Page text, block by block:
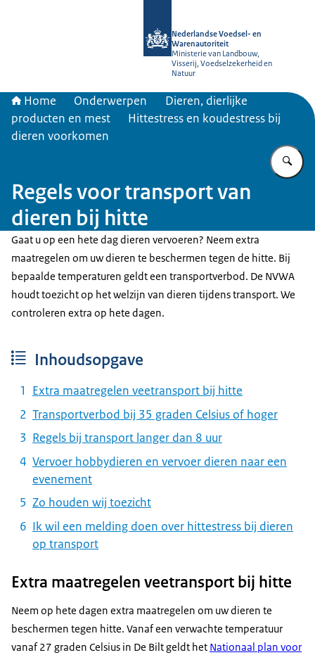
Nederlandse Voedsel- en
Warenautoriteit
Ministerie van Landbouw,
Visserij, Voedselzekerheid en
Natuur
Home Onderwerpen
Dieren, dierlijke
producten en mest
Hittestress en koudestress bij
dieren voorkomen
Regels voor transport van
dieren bij hitte
Gaat u op een hete dag dieren vervoeren? Neem extra
maatregelen om uw dieren te beschermen tegen de hitte. Bij
bepaalde temperaturen geldt een transportverbod. De NVWA
houdt toezicht op het welzijn van dieren tijdens transport. We
controleren extra op hete dagen.
Inhoudsopgave
Extra maatregelen veetransport bij hitte
Transportverbod bij 35 graden Celsius of hoger
Regels bij transport langer dan 8 uur
Vervoer hobbydieren en vervoer dieren naar een
evenement
Zo houden wij toezicht
Ik wil een melding doen over hittestress bij dieren
op transport
Extra maatregelen veetransport bij hitte
Neem op hete dagen extra maatregelen om uw dieren te
beschermen tegen hitte. Vanaf een verwachte temperatuur
vanaf 27 graden Celsius in De Bilt geldt het Nationaal plan voor